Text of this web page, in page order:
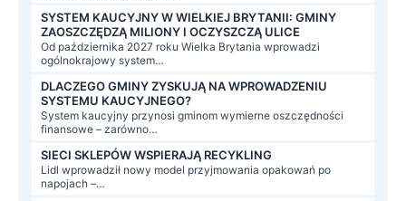
SYSTEM KAUCYJNY W WIELKIEJ BRYTANII: GMINY
ZAOSZCZĘDZĄ MILIONY I OCZYSZCZĄ ULICE
Od października 2027 roku Wielka Brytania wprowadzi
ogólnokrajowy system…
DLACZEGO GMINY ZYSKUJĄ NA WPROWADZENIU
SYSTEMU KAUCYJNEGO?
System kaucyjny przynosi gminom wymierne oszczędności
finansowe – zarówno…
SIECI SKLEPÓW WSPIERAJĄ RECYKLING
Lidl wprowadził nowy model przyjmowania opakowań po
napojach –…